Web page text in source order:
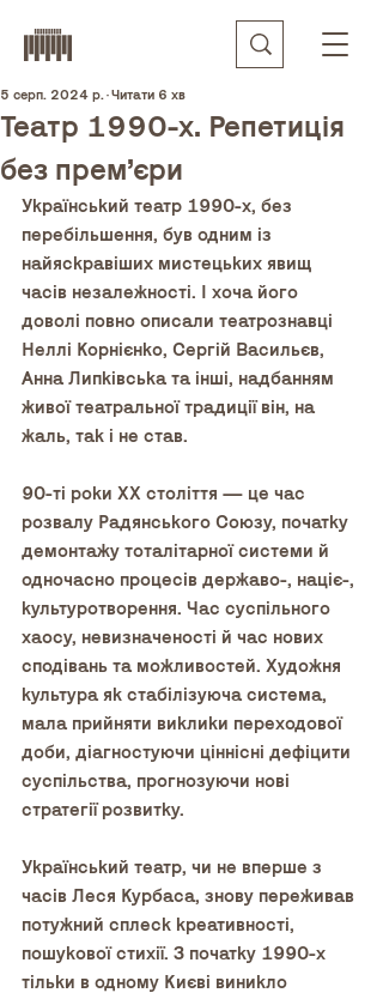
Театр 1990-х. Репетиція
без прем’єри
5 серп. 2024 р. Читати 6 хв
Український театр 1990-х, без
перебільшення, був одним із
найяскравіших мистецьких явищ
часів незалежності. І хоча його
доволі повно описали театрознавці
Неллі Корнієнко, Сергій Васильєв,
Анна Липківська та інші, надбанням
живої театральної традиції він, на
жаль, так і не став.
90-ті роки ХХ століття — це час
розвалу Радянського Союзу, початку
демонтажу тоталітарної системи й
одночасно процесів державо-, націє-,
культуротворення. Час суспільного
хаосу, невизначеності й час нових
сподівань та можливостей. Художня
культура як стабілізуюча система,
мала прийняти виклики переходової
доби, діагностуючи ціннісні дефіцити
суспільства, прогнозуючи нові
стратегії розвитку.
Український театр, чи не вперше з
часів Леся Курбаса, знову переживав
потужний сплеск креативності,
пошукової стихії. З початку 1990-х
тільки в одному Києві виникло